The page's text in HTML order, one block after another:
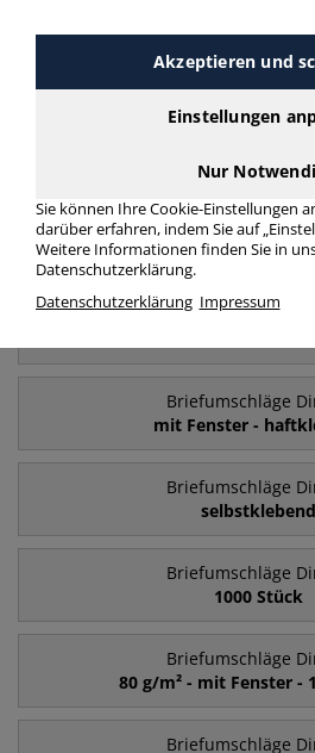
Häufig
mit Fenster
Briefumschläge
ohne Fenster
Briefumschläge
Briefumschläge
mit Fenster -
Briefumschläge
selbstklebend
Briefumschläge
1000 Stück
Briefumschläge
80 g/m² - mit Fenster -
Briefumschläge
Akzeptieren und
Einstellungen
Nur
Sie können Ihre Cookie-Einstellungen
darüber erfahren, indem Sie auf
Weitere Informationen finden Sie in
Datenschutzerklärung.
Datenschutzerklärung Impressum